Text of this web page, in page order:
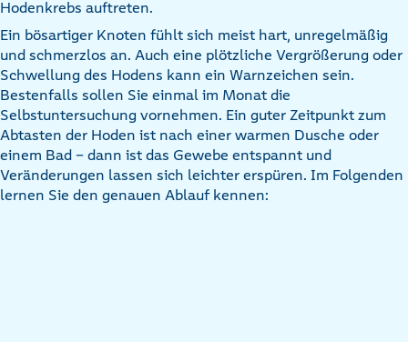
Hodenkrebs auftreten.
Ein bösartiger Knoten fühlt sich meist hart, unregelmäßig
und schmerzlos an. Auch eine plötzliche Vergrößerung oder
Schwellung des Hodens kann ein Warnzeichen sein.
Bestenfalls sollen Sie einmal im Monat die
Selbstuntersuchung vornehmen. Ein guter Zeitpunkt zum
Abtasten der Hoden ist nach einer warmen Dusche oder
einem Bad – dann ist das Gewebe entspannt und
Veränderungen lassen sich leichter erspüren. Im Folgenden
lernen Sie den genauen Ablauf kennen: